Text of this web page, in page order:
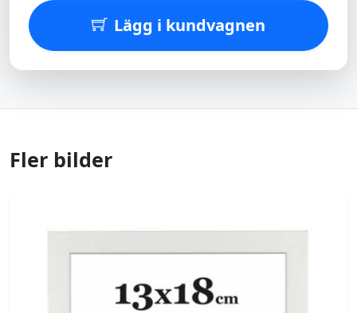
Lägg i kundvagnen
Fler bilder